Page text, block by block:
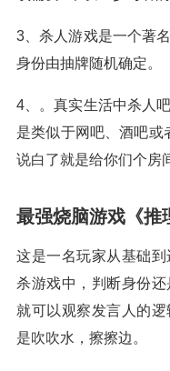
3、杀人游戏是一个著
身份由抽牌随机确定。
4、。真实生活中杀人
是类似于网吧、酒吧或
说白了就是给你们个房
最强烧脑游戏《推
这是一名玩家从基础
杀游戏中，判断身份
就可以观察发言人的
是吹吹水，擦擦边。